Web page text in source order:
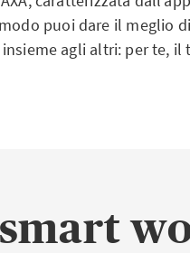
puoi dare il meglio
agli altri: per te, il